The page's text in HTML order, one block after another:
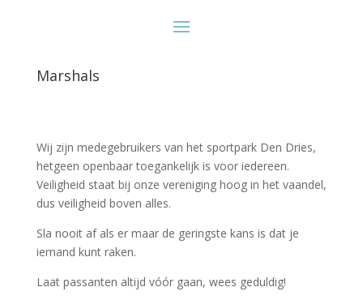
Marshals
Wij zijn medegebruikers van het sportpark Den Dries,
hetgeen openbaar toegankelijk is voor iedereen.
Veiligheid staat bij onze vereniging hoog in het vaandel,
dus veiligheid boven alles.
Sla nooit af als er maar de geringste kans is dat je
iemand kunt raken.
Laat passanten altijd vóór gaan, wees geduldig!